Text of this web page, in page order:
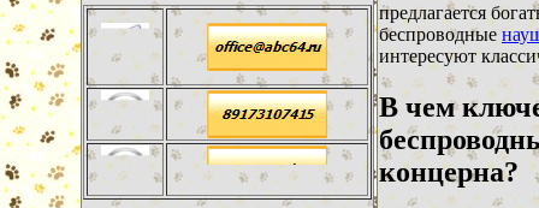
предлагается
беспроводные
интересуют
В чем
концерна?